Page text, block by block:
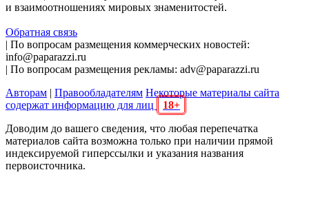
и взаимоотношениях мировых знаменитостей.
Обратная связь
| По вопросам размещения коммерческих новостей:
info@paparazzi.ru
| По вопросам размещения рекламы: adv@paparazzi.ru
Авторам | Правообладателям Некоторые материалы сайта
содержат информацию для лиц
18+
Доводим до вашего сведения, что любая перепечатка
материалов сайта возможна только при наличии прямой
индексируемой гиперссылки и указания названия
первоисточника.